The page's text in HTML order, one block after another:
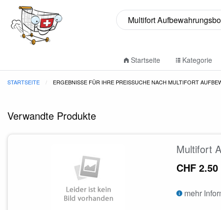
Startseite Kategorie
STARTSEITE ERGEBNISSE FÜR IHRE PREISSUCHE NACH MULTIFORT
Verwandte Produkte
Multifort
CHF 2.50
mehr